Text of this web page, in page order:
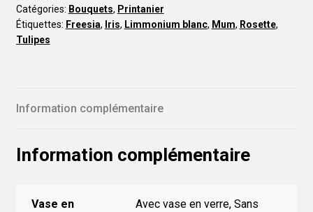
Catégories: Bouquets, Printanier
Étiquettes: Freesia, Iris, Limmonium blanc, Mum, Rosette,
Tulipes
Information complémentaire
Information complémentaire
Vase en
Avec vase en verre, Sans